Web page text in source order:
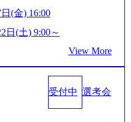
画支援及び実行支援 ・ロ
ジタルトランスフォーメ
タント プロジェクトにお
け資料のドラフト作成、
管理などを担当。 ● シニ
ンバーとしてプロジェク
ては、As-Is分析、仮説構
希望の方は、事前にGAB
は1day選考会実施日の3日
ンサルファーム経験3年
考のみ。 書類選考通過後
1day選考会当日のご案内
ローバル化により既存事
なった大手企業をサポー
ITサービスの提供まで一
ームである あらゆる産業
築いており、Fortune Globa
ストリテイリングにおけ
プのDX化支援」「ヴィヴ
2021年にはKDDIと合弁会
人工知能とデータアナリテ
(金) 16:00
日(土) 9:00～
View More
受付中 選考会